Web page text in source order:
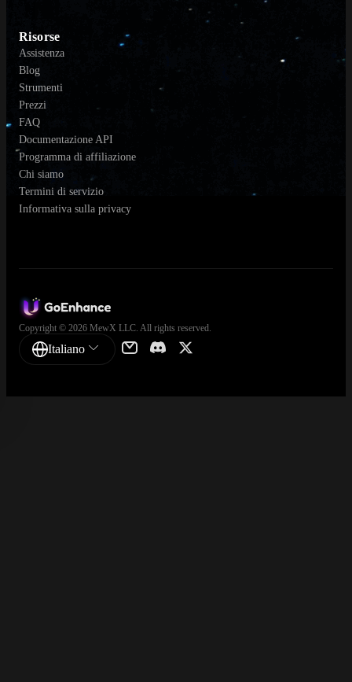
Risorse
Assistenza
Blog
Strumenti
Prezzi
FAQ
Documentazione API
Programma di affiliazione
Chi siamo
Termini di servizio
Informativa sulla privacy
Copyright © 2026 MewX LLC. All rights reserved.
Italiano